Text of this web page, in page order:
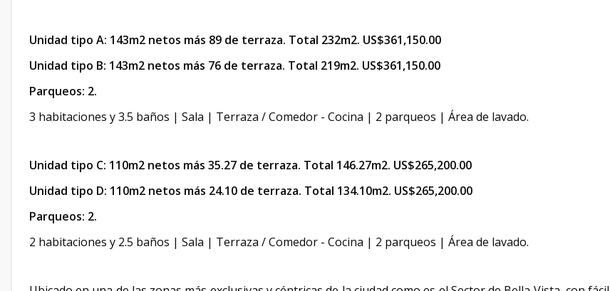
Unidad tipo A: 143m2 netos más 89 de terraza. Total 232m2. US$361,150.00
Unidad tipo B: 143m2 netos más 76 de terraza. Total 219m2. US$361,150.00
Parqueos: 2.
3 habitaciones y 3.5 baños | Sala | Terraza / Comedor - Cocina | 2 parqueos | Área de lavado.
Unidad tipo C: 110m2 netos más 35.27 de terraza. Total 146.27m2. US$265,200.00
Unidad tipo D: 110m2 netos más 24.10 de terraza. Total 134.10m2. US$265,200.00
Parqueos: 2.
2 habitaciones y 2.5 baños | Sala | Terraza / Comedor - Cocina | 2 parqueos | Área de lavado.